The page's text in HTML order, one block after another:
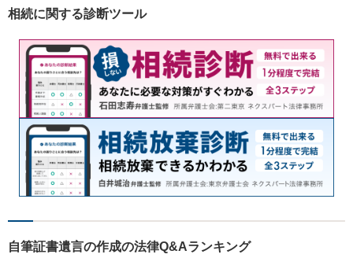
幅広く対応。【夜間／休日対
応可能】
相続に関する診断ツール
自筆証書遺言の作成の法律Q&Aランキング